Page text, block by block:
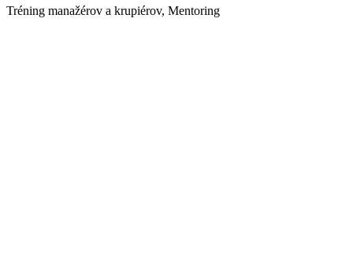
Tréning manažérov a krupiérov, Mentoring